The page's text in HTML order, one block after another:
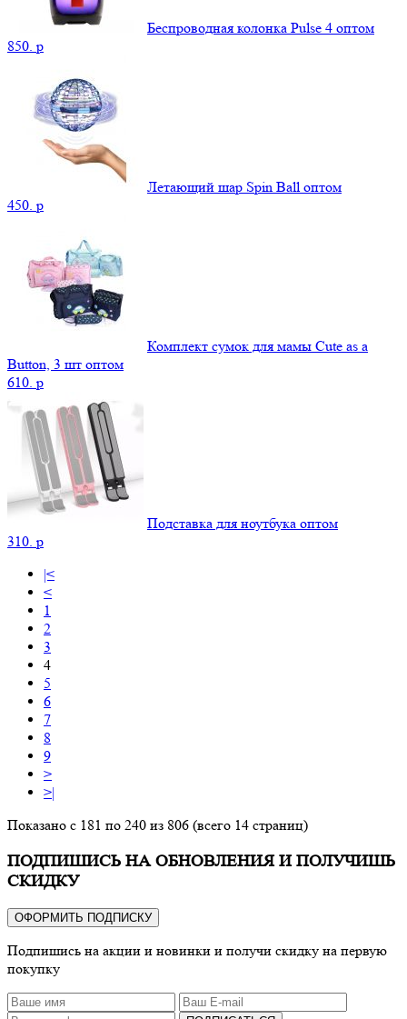
Беспроводная колонка Pulse 4 оптом
850. p
Летающий шар Spin Ball оптом
450. p
Комплект сумок для мамы Cute as a
Button, 3 шт оптом
610. p
Подставка для ноутбука оптом
310. p
|<
<
1
2
3
4
5
6
7
8
9
>
>|
Показано с 181 по 240 из 806 (всего 14 страниц)
ПОДПИШИСЬ НА ОБНОВЛЕНИЯ И ПОЛУЧИШЬ
СКИДКУ
ОФОРМИТЬ ПОДПИСКУ
Подпишись на акции и новинки и получи скидку на первую
покупку